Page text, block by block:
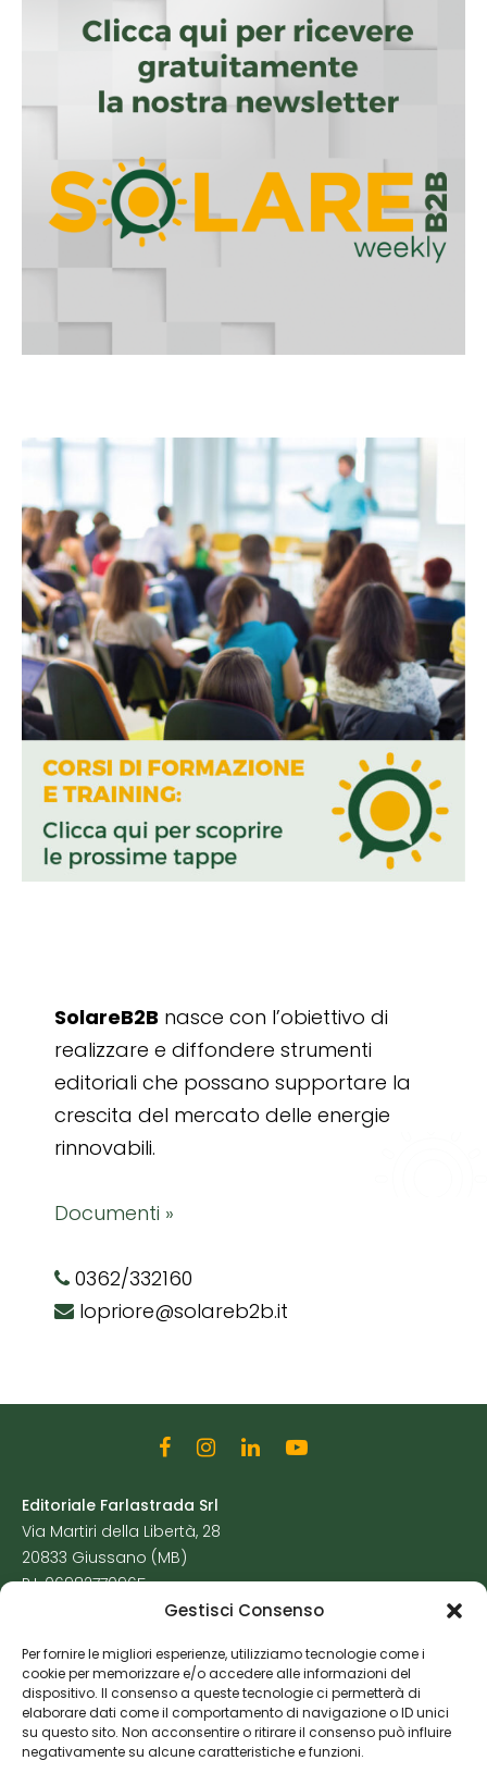
Gestisci Consenso
Per fornire le migliori esperienze, utilizziamo tecnologie come i
cookie per memorizzare e/o accedere alle informazioni del
dispositivo. Il consenso a queste tecnologie ci permetterà di
elaborare dati come il comportamento di navigazione o ID unici
su questo sito. Non acconsentire o ritirare il consenso può influire
negativamente su alcune caratteristiche e funzioni.
SolareB2B nasce con l’obiettivo di
realizzare e diffondere strumenti
editoriali che possano supportare la
crescita del mercato delle energie
rinnovabili.
Documenti »
0362/332160
lopriore@solareb2b.it
Editoriale Farlastrada Srl
Via Martiri della Libertà, 28
20833 Giussano (MB)
P.I. 06982770965
Cookie Policy
Risorse Aggiuntive